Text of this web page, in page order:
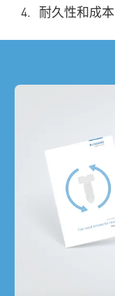
耐久性和成本